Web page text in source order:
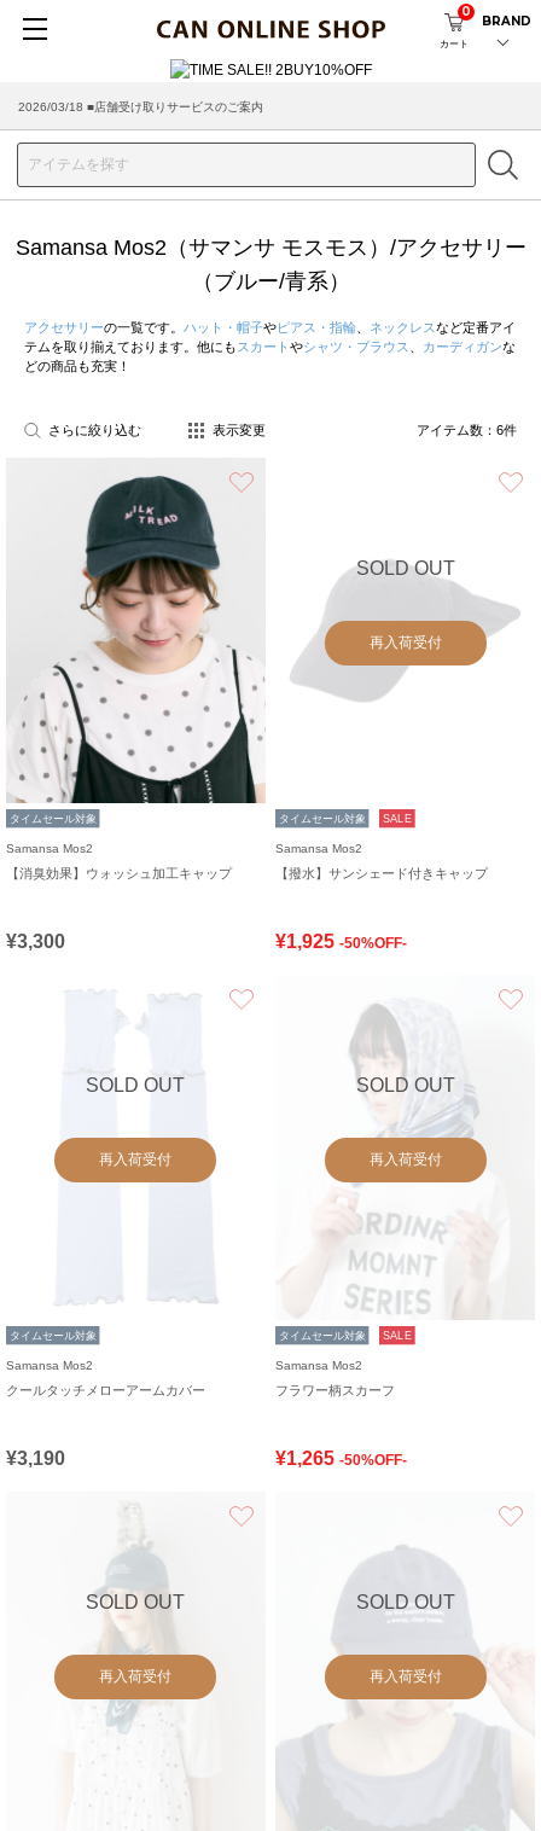
カート
0
BRAND
2026/03/18 ■店舗受け取りサービスのご案内
Samansa Mos2（サマンサ モスモス）/アクセサリー
（ブルー/青系）
アクセサリーの一覧です。 ハット・帽子やピアス・指輪 ネックレスなど定番アイ
テムを取り揃えております。他にも スカート やシャツ・ブラウス カーディガンな
どの商品も充実！
さらに絞り込む 表示変更 アイテム数： 6件
タイムセール対象
Samansa Mos2
【消臭効果】ウォッシュ加工キャップ
¥3,300
SOLD OUT
再入荷受付
タイムセール対象 SALE
Samansa Mos2
【撥水】サンシェード付きキャップ
¥1,925 -50%OFF-
SOLD OUT
再入荷受付
タイムセール対象
Samansa Mos2
クールタッチメローアームカバー
¥3,190
SOLD OUT
再入荷受付
タイムセール対象 SALE
Samansa Mos2
フラワー柄スカーフ
¥1,265 -50%OFF-
SOLD OUT
再入荷受付
SOLD OUT
再入荷受付